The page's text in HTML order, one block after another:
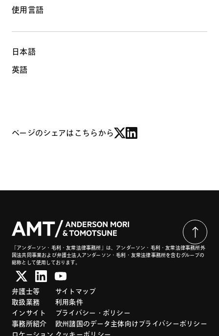
使用言語
日本語
英語
ページのシェアはこちらから
「アンダーソン・毛利・友常法律事務所」は、アンダーソン・毛利・友常法律事務所外
国法共同事業および弁護士法人アンダーソン・毛利・友常法律事務所を含むグループの
総称として使用しております。
弁護士等
取扱業務
インサイト
事務所紹介
サイトマップ
利用条件
プライバシー・ポリシー
欧州諸国のデータ主体向けプライバシーポリシー